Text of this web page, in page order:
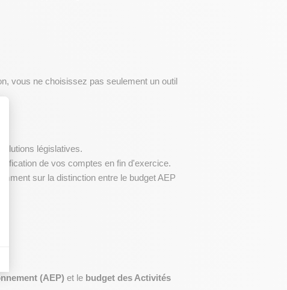
vous ne choisissez pas seulement un outil
législatives.
de vos comptes en fin d'exercice.
sur la distinction entre le budget AEP
(AEP) et le budget des Activités